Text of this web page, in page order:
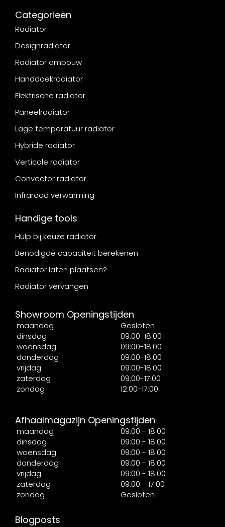
Categorieën
Radiator
Designradiator
Radiator ombouw
Handdoekradiator
Elektrische radiator
Paneelradiator
Lage temperatuur radiator
Hybride radiator
Verticale radiator
Convector radiator
Infrarood verwarming
Handige tools
Hulp bij keuze radiator
Benodigde capaciteit berekenen
Radiator laten plaatsen?
Radiator vervangen
Showroom Openingstijden
maandag
Gesloten
dinsdag
09:00-18:00
woensdag
09:00-18:00
donderdag
09:00-18:00
vrijdag
09:00-18:00
zaterdag
09:00-17:00
zondag
12:00-17:00
Afhaalmagazijn Openingstijden
maandag
09:00 - 18:00
dinsdag
09:00 - 18:00
woensdag
09:00 - 18:00
donderdag
09:00 - 18:00
vrijdag
09:00 - 18:00
zaterdag
09:00 - 17:00
zondag
Gesloten
Blogposts